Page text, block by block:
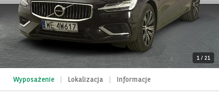
1 / 21
Wyposażenie Lokalizacja Informacje